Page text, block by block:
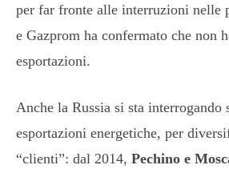
per far fronte alle interruzioni nelle
e Gazprom ha confermato che non
esportazioni.
Anche la Russia si sta interrogando
esportazioni energetiche, per
“clienti”: dal 2014, Pechino e